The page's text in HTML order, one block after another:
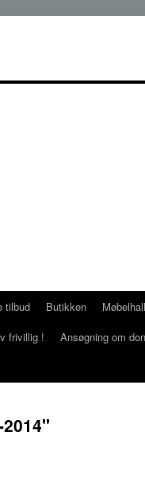
tilbud Butikken
frivillig ! Ansøgning om